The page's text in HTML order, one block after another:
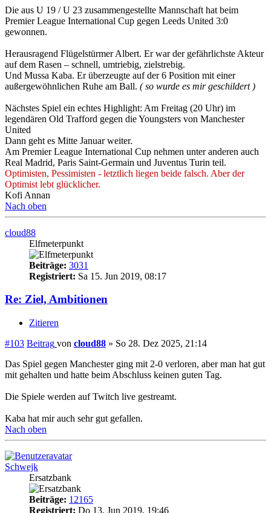
Die aus U 19 / U 23 zusammengestellte Mannschaft hat beim
Premier League International Cup gegen Leeds United 3:0
gewonnen.
Herausragend Flügelstürmer Albert. Er war der gefährlichste Akteur
auf dem Rasen – schnell, umtriebig, zielstrebig.
Und Mussa Kaba. Er überzeugte auf der 6 Position mit einer
außergewöhnlichen Ruhe am Ball. ( so wurde es mir geschildert )
Nächstes Spiel ein echtes Highlight: Am Freitag (20 Uhr) im
legendären Old Trafford gegen die Youngsters von Manchester
United
Dann geht es Mitte Januar weiter.
Am Premier League International Cup nehmen unter anderen auch
Real Madrid, Paris Saint-Germain und Juventus Turin teil.
Optimisten, Pessimisten - letztlich liegen beide falsch. Aber der
Optimist lebt glücklicher.
Kofi Annan
Nach oben
cloud88
Elfmeterpunkt
Beiträge: 3031
Registriert: Sa 15. Jun 2019, 08:17
Re: Ziel, Ambitionen
Zitieren
#103 Beitrag von cloud88 » So 28. Dez 2025, 21:14
Das Spiel gegen Manchester ging mit 2-0 verloren, aber man hat gut
mit gehalten und hatte beim Abschluss keinen guten Tag.
Die Spiele werden auf Twitch live gestreamt.
Kaba hat mir auch sehr gut gefallen.
Nach oben
Schwejk
Ersatzbank
Beiträge: 12165
Registriert: Do 13. Jun 2019, 19:46